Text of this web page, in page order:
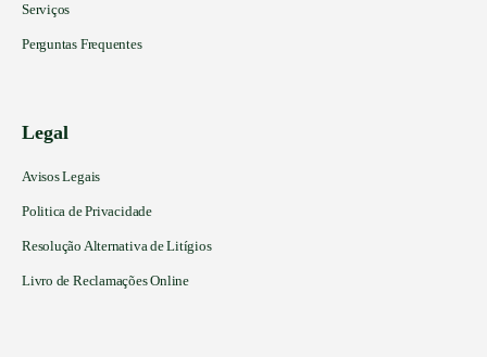
Serviços
Perguntas Frequentes
Legal
Avisos Legais
Politica de Privacidade
Resolução Alternativa de Litígios
Livro de Reclamações Online